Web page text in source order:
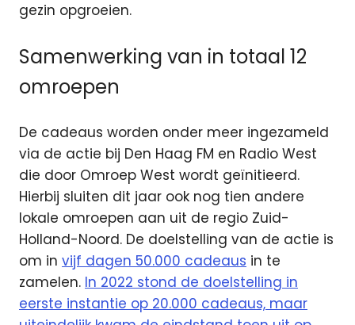
gezin opgroeien.
Samenwerking van in totaal 12
omroepen
De cadeaus worden onder meer ingezameld
via de actie bij Den Haag FM en Radio West
die door Omroep West wordt geïnitieerd.
Hierbij sluiten dit jaar ook nog tien andere
lokale omroepen aan uit de regio Zuid-
Holland-Noord. De doelstelling van de actie is
om in vijf dagen 50.000 cadeaus in te
zamelen. In 2022 stond de doelstelling in
eerste instantie op 20.000 cadeaus, maar